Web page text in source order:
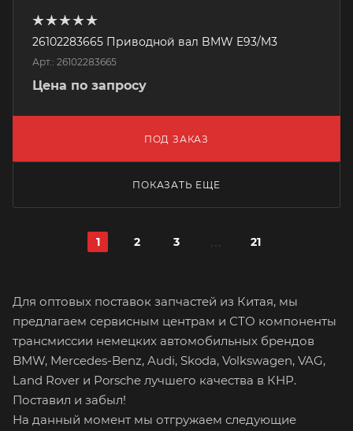
26102283665 Приводной вал BMW E93/M3
Арт.: 26102283665
Цена по запросу
ПОД ЗАКАЗ
ПОКАЗАТЬ ЕЩЕ
1 2 3 21
Для оптовых поставок запчастей из Китая, мы
предлагаем сервисным центрам и СТО компоненты
трансмиссии немецких автомобильных брендов
BMW, Mercedes-Benz, Audi, Skoda, Volkswagen, VAG,
Land Rover и Porsche лучшего качества в КНР.
Поставил и забыл!
На данный момент мы отгружаем следующие